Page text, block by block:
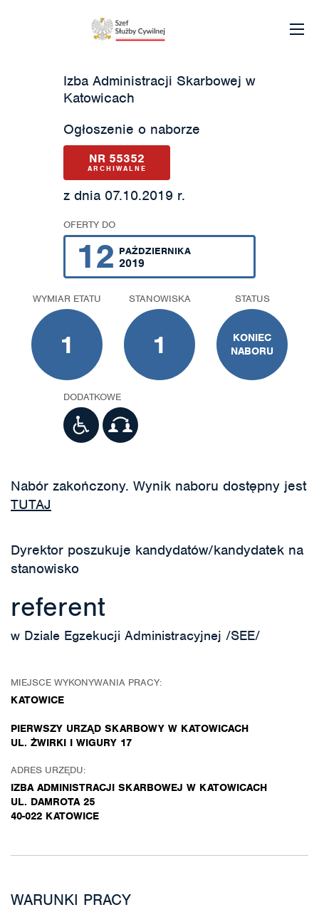
Izba Administracji Skarbowej w
Katowicach
Ogłoszenie o naborze
NR 55352
ARCHIWALNE
z dnia 07.10.2019 r.
OFERTY DO
12 PAŹDZIERNIKA
2019
WYMIAR ETATU
1
STANOWISKA
1
STATUS
KONIEC
NABORU
DODATKOWE
Nabór zakończony. Wynik naboru dostępny jest
TUTAJ
Dyrektor poszukuje kandydatów/kandydatek na
stanowisko
referent
w Dziale Egzekucji Administracyjnej /SEE/
MIEJSCE WYKONYWANIA PRACY:
KATOWICE
PIERWSZY URZĄD SKARBOWY W KATOWICACH
UL. ŻWIRKI I WIGURY 17
ADRES URZĘDU:
IZBA ADMINISTRACJI SKARBOWEJ W KATOWICACH
UL. DAMROTA 25
40-022 KATOWICE
WARUNKI PRACY